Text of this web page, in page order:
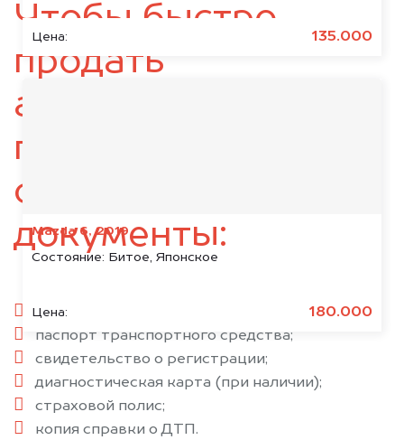
Цена: 135.000
Mazda 6, 2019
Состояние: Битое, Японское
Цена: 180.000
Чтобы быстро
продать
автомобиль,
подготовьте
следующие
документы:
паспорт гражданина РФ;
паспорт транспортного средства;
свидетельство о регистрации;
диагностическая карта (при наличии);
страховой полис;
копия справки о ДТП.